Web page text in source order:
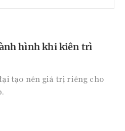
hình khi kiên trì
tạo nên giá trị riêng cho